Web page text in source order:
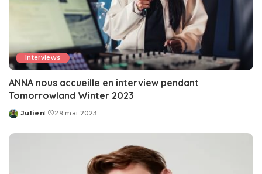
Interviews
ANNA nous accueille en interview pendant
Tomorrowland Winter 2023
Posted
Julien 29 mai 2023